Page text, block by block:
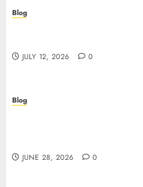
Blog
JULY 12, 2026 0
Blog
JUNE 28, 2026 0